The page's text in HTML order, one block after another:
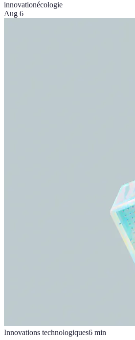
innovationécologie
Aug 6
Innovations technologiques6 min